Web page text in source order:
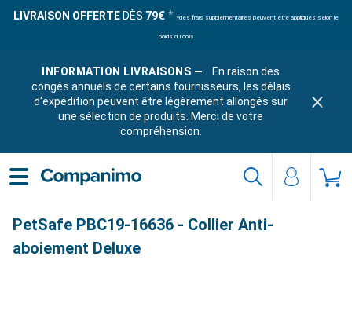
LIVRAISON OFFERTE DÈS 79€ *des frais supplémentaires peuvent être appliqués selon le
poids du colis
INFORMATION LIVRAISONS —
En raison des
congés annuels de certains fournisseurs, les délais
d'expédition peuvent être légèrement allongés sur
une sélection de produits. Merci de votre
compréhension.
PetSafe PBC19-16636 - Collier Anti-
aboiement Deluxe